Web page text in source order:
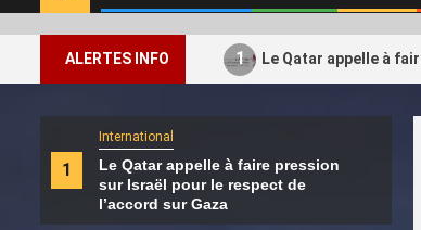
ALERTES INFO 1 Le Qatar appelle à
1
International
Le Qatar appelle à faire pression
sur Israël pour le respect de
l’accord sur Gaza